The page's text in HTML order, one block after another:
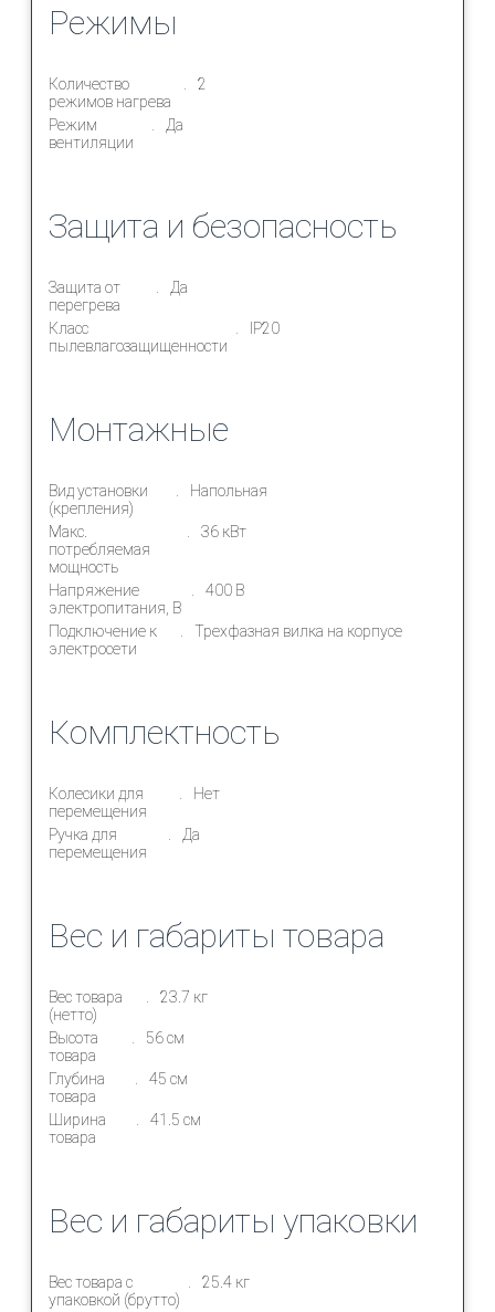
Режимы
Количество
режимов нагрева
2
Режим
вентиляции
Да
Защита и безопасность
Защита от
перегрева
Да
Класс
пылевлагозащищенности
IP20
Монтажные
Вид установки
(крепления)
Напольная
Макс.
потребляемая
мощность
36 кВт
Напряжение
электропитания, В
400 В
Подключение к
электросети
Трехфазная вилка на корпусе
Комплектность
Колесики для
перемещения
Нет
Ручка для
перемещения
Да
Вес и габариты товара
Вес товара
(нетто)
23.7 кг
Высота
товара
56 см
Глубина
товара
45 см
Ширина
товара
41.5 см
Вес и габариты упаковки
Вес товара с
упаковкой (брутто)
25.4 кг